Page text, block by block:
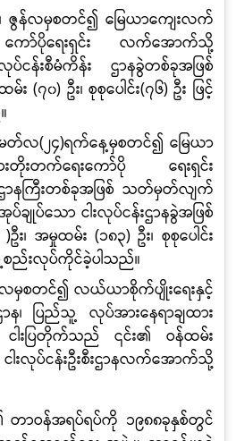
ဇွန်လမှစတင်၍ မြေယာကျေးလက်
ကော်ပိုရေးရှင်း လက်အောက်သို့
းလုပ်ငန်းစီမံကိန်း ဌာနခွဲတစ်ခုအဖြစ်
ထမ်း(၇၀) ဦး၊ စုစုပေါင်း(၇၆)ဦး ဖြင့်
မတ်လ(၂၄)ရက်နေ့မှစတင်၍ မြေယာ
းတက်ရေးကော်ပို ရေးရှင်း
ာနကြီးတစ်ခုအဖြစ် သတ်မှတ်လျက်
ပ်ချုပ်သော ငါးလုပ်ငန်းဌာနခွဲအဖြစ်
)ဦး၊ အမှုထမ်း (၁၈၃)ဦး၊ စုစုပေါင်း
ဖွဲ့စည်းလုပ်ကိုင်ခဲ့ပါသည်။
ြီလမှစတင်၍ လယ်ယာစိုက်ပျိုးရေးနှင့်
ာန၊ ပြည်သူ့ လုပ်အားနေရာချထား
ါးပြတိုက်သည် ၎င်း၏ ဝန်ထမ်း
ါးလုပ်ငန်းဦးစီးဌာနလက်အောက်သို့
တာဝန်အရပ်ရပ်ကို ၁၉၈၈ခုနှစ်တွင်